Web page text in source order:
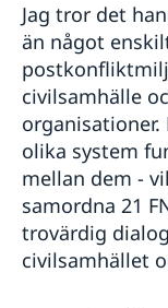
Jag tror det
än något
civilsamhälle
olika system
mellan dem -
samordna 21
trovärdig
civilsamhället